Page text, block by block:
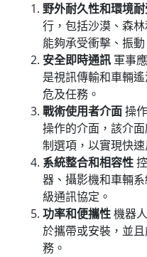
野外耐久性和環境
行，包括沙漠、森
能夠承受衝擊、振
安全即時通訊 軍事
是視訊傳輸和車輛
危及任務。
戰術使用者介面操
操作的介面，該介
制選項，以實現快
系統整合和相容性
器、攝影機和車輛
級通訊協定。
功率和便攜性機器
於攜帶或安裝，並
務。